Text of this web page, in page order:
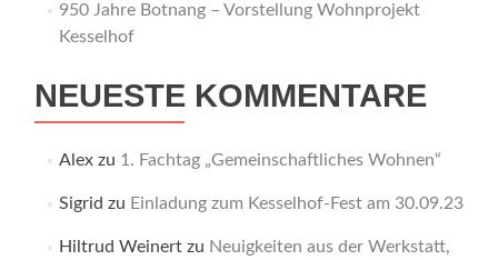
950 Jahre Botnang – Vorstellung Wohnprojekt
Kesselhof
NEUESTE KOMMENTARE
Alexzu 1. Fachtag „Gemeinschaftliches Wohnen“
Sigrid zu Einladung zum Kesselhof-Fest am 30.09.23
Hiltrud Weinertzu Neuigkeiten aus der Werkstatt,